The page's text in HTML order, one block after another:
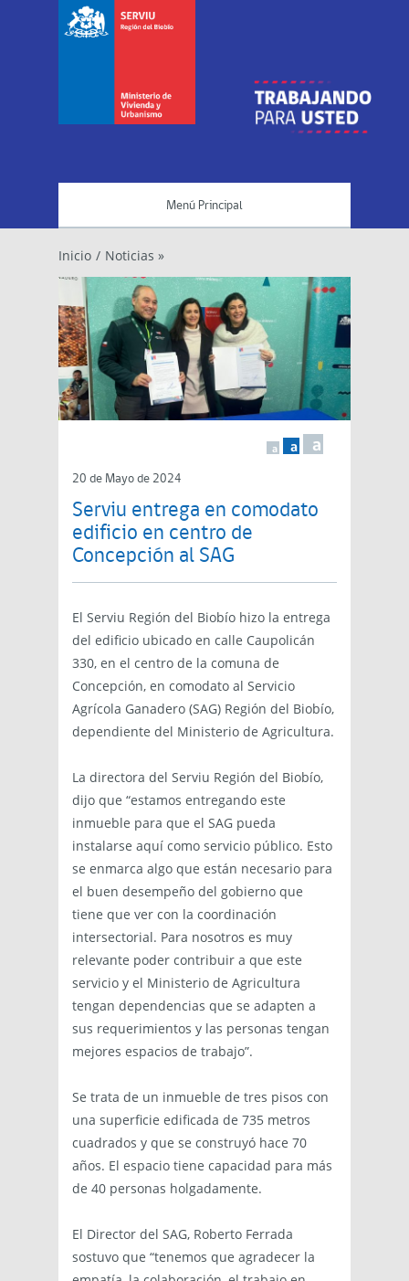
Menú Principal
Inicio / Noticias »
a a a
20 de Mayo de 2024
Serviu entrega en comodato
edificio en centro de
Concepción al SAG
El Serviu Región del Biobío hizo la entrega
del edificio ubicado en calle Caupolicán
330, en el centro de la comuna de
Concepción, en comodato al Servicio
Agrícola Ganadero (SAG) Región del Biobío,
dependiente del Ministerio de Agricultura.
La directora del Serviu Región del Biobío,
dijo que “estamos entregando este
inmueble para que el SAG pueda
instalarse aquí como servicio público. Esto
se enmarca algo que están necesario para
el buen desempeño del gobierno que
tiene que ver con la coordinación
intersectorial. Para nosotros es muy
relevante poder contribuir a que este
servicio y el Ministerio de Agricultura
tengan dependencias que se adapten a
sus requerimientos y las personas tengan
mejores espacios de trabajo”.
Se trata de un inmueble de tres pisos con
una superficie edificada de 735 metros
cuadrados y que se construyó hace 70
años. El espacio tiene capacidad para más
de 40 personas holgadamente.
El Director del SAG, Roberto Ferrada
sostuvo que “tenemos que agradecer la